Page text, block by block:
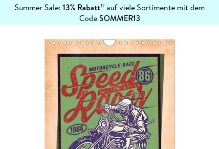
Summer Sale: 13% Rabatt12auf viele Sortimente mit dem
CodeSOMMER13
erfahren